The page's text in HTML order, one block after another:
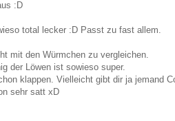
:D
total lecker :D Passt zu fast allem.
mit den Würmchen zu vergleichen.
der Löwen ist sowieso super.
klappen. Vielleicht gibt dir ja jemand
sehr satt xD